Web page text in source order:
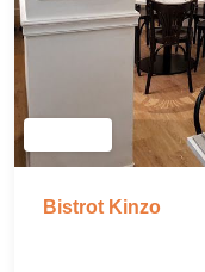
Bistrot Kinzo